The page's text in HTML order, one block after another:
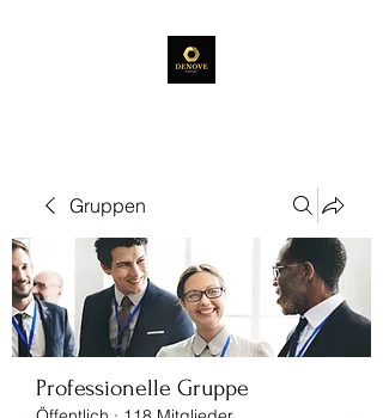
Gruppen
Professionelle Gruppe